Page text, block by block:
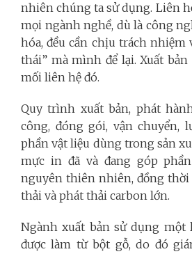
nhiên chúng ta sử dụng. Liên
mọi ngành nghề, dù là công
hóa, đều cần chịu trách nhiệm
thái” mà mình để lại. Xuất
mối liên hệ đó.
Quy trình xuất bản, phát
công, đóng gói, vận chuyển,
phần vật liệu dùng trong sản
mực in đã và đang góp
nguyên thiên nhiên, đồng thời
thải và phát thải carbon lớn.
Ngành xuất bản sử dụng một
được làm từ bột gỗ, do đó